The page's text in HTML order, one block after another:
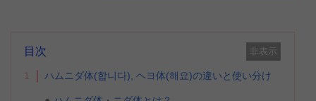
目次 非表示
1 ハムニダ体(합니다), ヘヨ体(해요)の違いと使い分け